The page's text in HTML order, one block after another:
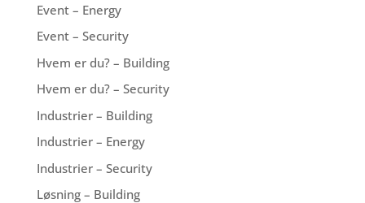
Event – Energy
Event – Security
Hvem er du? – Building
Hvem er du? – Security
Industrier – Building
Industrier – Energy
Industrier – Security
Løsning – Building